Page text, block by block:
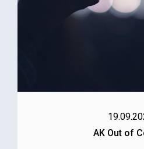
AK Out of